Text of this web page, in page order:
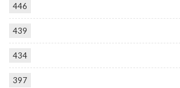
446
439
434
397